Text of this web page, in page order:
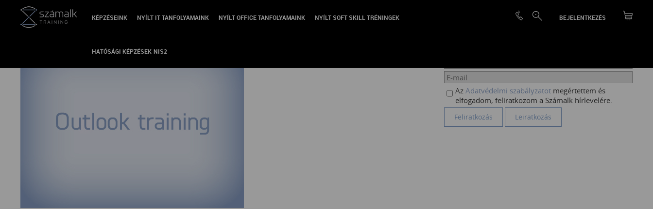
BEJELENTKEZÉS
KÉPZÉSEINK NYÍLT IT TANFOLYAMAINK NYÍLT OFFICE TANFOLYAMAINK NYÍLT SOFT SKILL TRÉNINGEK
HATÓSÁGI KÉPZÉSEK-NIS2
VISSZA
Az Adatvédelmi szabályzatot megértettem és
elfogadom, feliratkozom a Számalk hírlevelére.